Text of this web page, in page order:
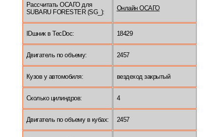
Рассчитать ОСАГО для
SUBARU FORESTER (SG_):
Онлайн ОСАГО
IDшник в TecDoc: 18429
Двигатель по объему: 2457
Кузов у автомобиля: вездеход закрытый
Сколько цилиндров: 4
Двигатель по объему в кубах: 2457